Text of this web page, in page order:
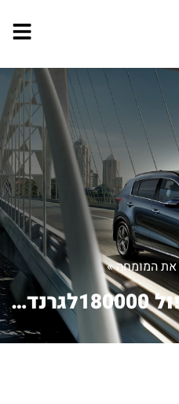
המומחה»
אני צריך לבצע טיפול 180000לגרנדיס 200...